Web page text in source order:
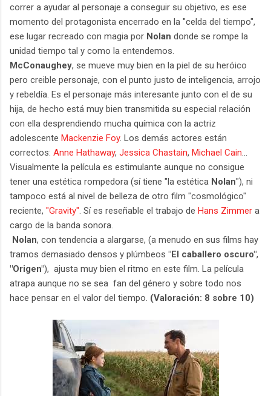
correr a ayudar al personaje a conseguir su objetivo, es ese
momento del protagonista encerrado en la "celda del tiempo",
ese lugar recreado con magia por Nolan donde se rompe la
unidad tiempo tal y como la entendemos.
McConaughey, se mueve muy bien en la piel de su heróico
pero creible personaje, con el punto justo de inteligencia, arrojo
y rebeldía. Es el personaje más interesante junto con el de su
hija, de hecho está muy bien transmitida su especial relación
con ella desprendiendo mucha química con la actriz
adolescente Mackenzie Foy. Los demás actores están
correctos: Anne Hathaway, Jessica Chastain, Michael Cain
Visualmente la película es estimulante aunque no consigue
tener una estética rompedora (sí tiene "la estética Nolan"), ni
tampoco está al nivel de belleza de otro film "cosmológico"
reciente, "Gravity" Sí es reseñable el trabajo de Hans Zimmer a
cargo de la banda sonora.
Nolan, con tendencia a alargarse, (a menudo en sus films hay
tramos demasiado densos y plúmbeos "El caballero oscuro",
"Origen"), ajusta muy bien el ritmo en este film. La película
atrapa aunque no se sea fan del género y sobre todo nos
hace pensar en el valor del tiempo (Valoración: 8 sobre 10)